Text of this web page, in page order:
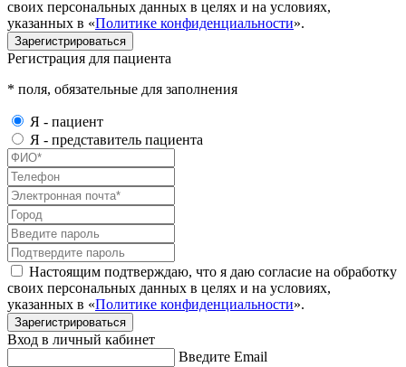
своих персональных данных в целях и на условиях,
указанных в «Политике конфиденциальности».
Зарегистрироваться
Регистрация для пациента
* поля, обязательные для заполнения
Я - пациент
Я - представитель пациента
Настоящим подтверждаю, что я даю согласие на обработку
своих персональных данных в целях и на условиях,
указанных в «Политике конфиденциальности».
Зарегистрироваться
Вход в личный кабинет
Введите Email